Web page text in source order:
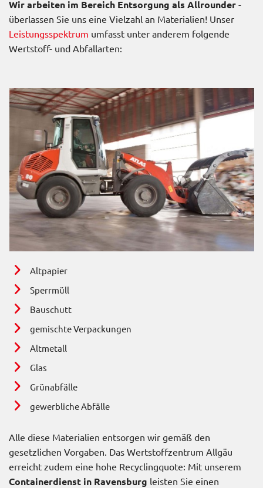
Wir arbeiten im Bereich Entsorgung als Allrounder -
überlassen Sie uns eine Vielzahl an Materialien! Unser
Leistungsspektrum umfasst unter anderem folgende
Wertstoff- und Abfallarten:
Altpapier
Sperrmüll
Bauschutt
gemischte Verpackungen
Altmetall
Glas
Grünabfälle
gewerbliche Abfälle
Alle diese Materialien entsorgen wir gemäß den
gesetzlichen Vorgaben. Das Wertstoffzentrum Allgäu
erreicht zudem eine hohe Recyclingquote: Mit unserem
Containerdienst in Ravensburg leisten Sie einen